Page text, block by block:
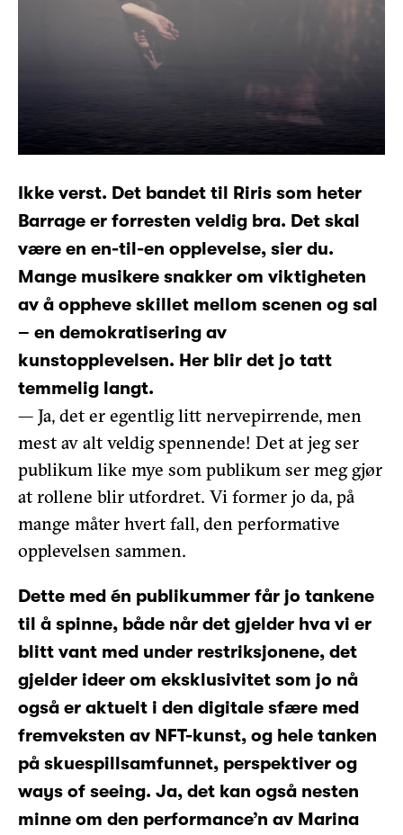
Ikke verst. Det bandet til Riris som heter
Barrage er forresten veldig bra. Det skal
være en en-til-en opplevelse, sier du.
Mange musikere snakker om viktigheten
av å oppheve skillet mellom scenen og sal
– en demokratisering av
kunstopplevelsen. Her blir det jo tatt
temmelig langt.
— Ja, det er egentlig litt nervepirrende, men
mest av alt veldig spennende! Det at jeg ser
publikum like mye som publikum ser meg gjør
at rollene blir utfordret. Vi former jo da, på
mange måter hvert fall, den performative
opplevelsen sammen.
Dette med én publikummer får jo tankene
til å spinne, både når det gjelder hva vi er
blitt vant med under restriksjonene, det
gjelder ideer om eksklusivitet som jo nå
også er aktuelt i den digitale sfære med
fremveksten av NFT-kunst, og hele tanken
på skuespillsamfunnet, perspektiver og
ways of seeing. Ja, det kan også nesten
minne om den performance’n av Marina